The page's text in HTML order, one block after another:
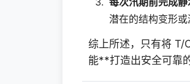
潜在的结构变形或
综上所述，只有将 T/
能**打造出安全可靠